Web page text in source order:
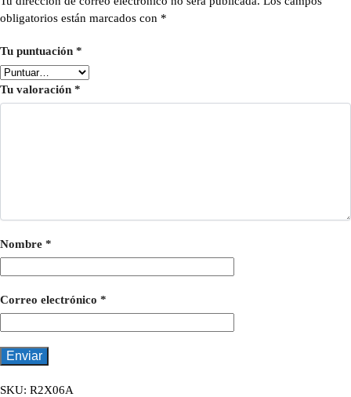
obligatorios están marcados con *
Tu puntuación *
Tu valoración *
Nombre *
Correo electrónico *
SKU: R2X06A